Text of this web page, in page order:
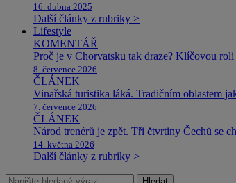
16. dubna 2025
Další články z rubriky >
Lifestyle
KOMENTÁŘ
Proč je v Chorvatsku tak draze? Klíčovou
8. července 2026
ČLÁNEK
Vinařská turistika láká. Tradičním oblastem
7. července 2026
ČLÁNEK
Národ trenérů je zpět. Tři čtvrtiny Čechů se
14. května 2026
Další články z rubriky >